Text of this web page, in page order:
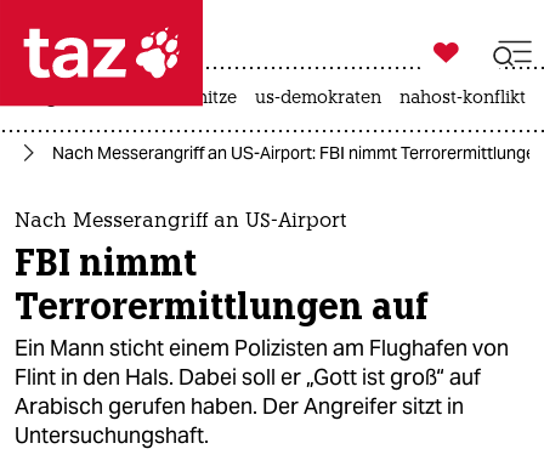
 taz zahl ich
taz zahl ich
themen
politik
öko
gesellschaft
kultur

taz zahl ich
hitze us-demokraten nahost-konflikt
Nach Messerangriff an US-Airport: FBI nimmt
Nach Messerangriff an US-Airport
FBI nimmt
Terrorermittlungen auf
Ein Mann sticht einem Polizisten am Flughafen von
Flint in den Hals. Dabei soll er „Gott ist groß“ auf
Arabisch gerufen haben. Der Angreifer sitzt in
Untersuchungshaft.